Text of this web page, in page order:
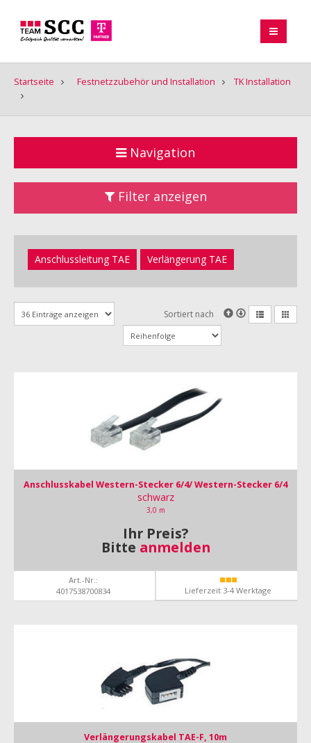
Startseite Festnetzzubehör und Installation TK Installation
Navigation
Filter anzeigen
Anschlussleitung TAE Verlängerung TAE
Sortiert nach
Anschlusskabel Western-Stecker 6/4/ Western-Stecker 6/4
schwarz
3,0 m
Ihr Preis?
Bitte anmelden
Art.-Nr.:
4017538700834
Lieferzeit 3-4 Werktage
Verlängerungskabel TAE-F, 10m